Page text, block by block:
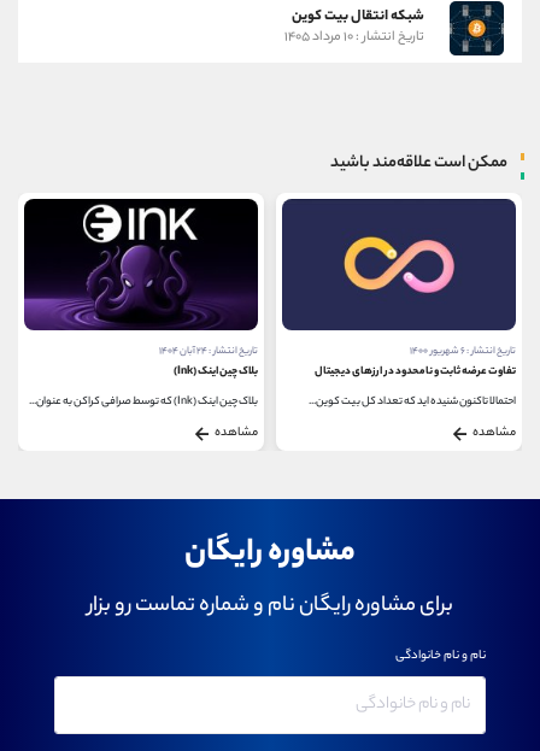
شبکه انتقال بیت کوین
تاریخ انتشار : ۱۰ مرداد ۱۴۰۵
ممکن است علاقه‌مند باشید
تاریخ انتشار : ۶ شهریور ۱۴۰۰
تفاوت عرضه ثابت و نامحدود در ارزهای دیجیتال
احتمالا تاکنون شنیده اید که تعداد کل بیت کوین...
مشاهده
تاریخ انتشار : ۲۴ آبان ۱۴۰۴
بلاک چین اینک (Ink)
بلاک چین اینک (Ink) که توسط صرافی کراکن به‌ عنوان...
مشاهده
مشاوره رایگان
برای مشاوره رایگان نام و شماره تماست رو بزار
نام و نام خانوادگی